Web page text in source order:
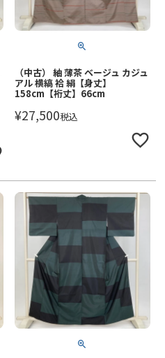
（中古） 紬 薄茶 ベージュ カジュ
アル 横縞 袷 絹【身丈】
158cm【裄丈】66cm
¥27,500税込